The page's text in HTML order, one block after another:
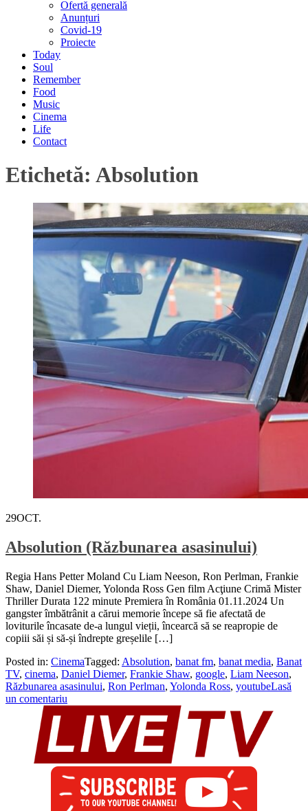
Ofertă generală
Anunțuri
Covid-19
Proiecte
Today
Soul
Remember
Food
Music
Cinema
Life
Contact
Etichetă: Absolution
29OCT.
Absolution (Răzbunarea asasinului)
Regia Hans Petter Moland Cu Liam Neeson, Ron Perlman, Frankie
Shaw, Daniel Diemer, Yolonda Ross Gen film Acţiune Crimă Mister
Thriller Durata 122 minute Premiera în România 01.11.2024 Un
gangster îmbătrânit a cărui memorie începe să fie afectată de
loviturile încasate de-a lungul vieții, încearcă să se reapropie de
copiii săi și să-și îndrepte greșelile […]
Posted in: CinemaTagged: Absolution, banat fm, banat media, Banat
TV, cinema, Daniel Diemer, Frankie Shaw, google, Liam Neeson,
Răzbunarea asasinului, Ron Perlman, Yolonda Ross, youtubeLasă
un comentariu